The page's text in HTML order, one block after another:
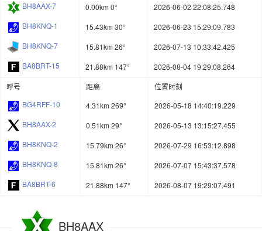
BH8AAX-7
0.00km 0°
2026-06-02 22:08:25.748
BH8KNQ-1
15.43km 30°
2026-06-23 15:29:09.783
BH8KNQ-7
15.81km 26°
2026-07-13 10:33:42.425
BA8BRT-15
21.88km 147°
2026-08-04 19:29:08.264
呼号
距离
位置时刻
BG4RFF-10
4.31km 269°
2026-05-18 14:40:19.229
BH8AAX-2
0.51km 29°
2026-05-13 13:15:27.455
BH8KNQ-2
15.79km 26°
2026-07-29 16:53:12.898
BH8KNQ-8
15.81km 26°
2026-07-07 15:43:37.578
BA8BRT-6
21.88km 147° 2026-08-07 19:29:07.491
BH8AAX